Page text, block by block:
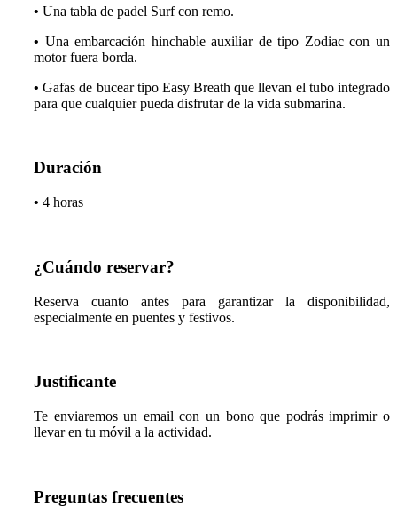
• Una tabla de padel Surf con remo.
• Una embarcación hinchable auxiliar de tipo Zodiac con un
motor fuera borda.
•Gafas de bucear tipo Easy Breath que llevan el tubo integrado
para que cualquier pueda disfrutar de la vida submarina.
Duración
• 4 horas
¿Cuándo reservar?
Reserva cuanto antes para garantizar la disponibilidad,
especialmente en puentes y festivos.
Justificante
Te enviaremos un email con un bono que podrás imprimir o
llevar en tu móvil a la actividad.
Preguntas frecuentes